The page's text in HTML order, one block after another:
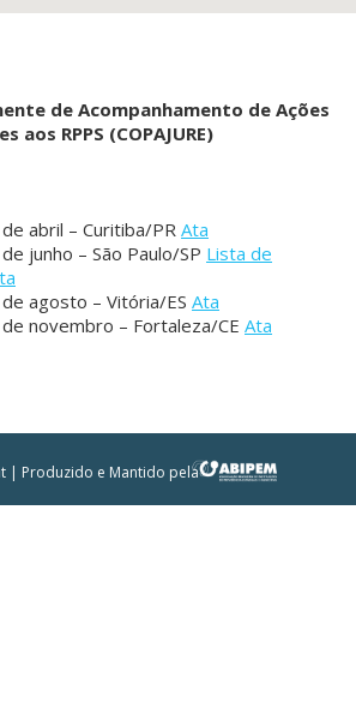
de Acompanhamento de Ações
aos RPPS (COPAJURE)
abril – Curitiba/PR Ata
junho – São Paulo/SP Lista de
agosto – Vitória/ES Ata
novembro – Fortaleza/CE Ata
| Produzido e Mantido pela